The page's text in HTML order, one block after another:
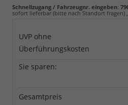
Schnellzugang / Fahrzeugnr. eingeben:
sofort lieferbar (bitte nach Standort fragen)
UVP ohne
Überführungskosten
Sie sparen:
Gesamtpreis